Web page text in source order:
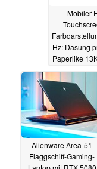
Mobiler
Hz: Dasung
Paperlike
Alienware Area-51
Flaggschiff-Gaming-